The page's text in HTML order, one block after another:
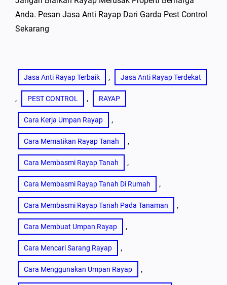
Anda. Pesan Jasa Anti Rayap Dari Garda Pest Control
Sekarang
Jasa Anti Rayap Terbaik , Jasa Anti Rayap Terdekat
, PEST CONTROL , RAYAP
Cara Kerja Umpan Rayap ,
Cara Mematikan Rayap Tanah ,
Cara Membasmi Rayap Tanah ,
Cara Membasmi Rayap Tanah Di Rumah ,
Cara Membasmi Rayap Tanah Pada Tanaman ,
Cara Membuat Umpan Rayap ,
Cara Mencari Sarang Rayap ,
Cara Menggunakan Umpan Rayap ,